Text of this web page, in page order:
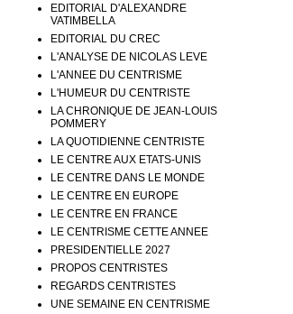
EDITORIAL D'ALEXANDRE
VATIMBELLA
EDITORIAL DU CREC
L'ANALYSE DE NICOLAS LEVE
L'ANNEE DU CENTRISME
L'HUMEUR DU CENTRISTE
LA CHRONIQUE DE JEAN-LOUIS
POMMERY
LA QUOTIDIENNE CENTRISTE
LE CENTRE AUX ETATS-UNIS
LE CENTRE DANS LE MONDE
LE CENTRE EN EUROPE
LE CENTRE EN FRANCE
LE CENTRISME CETTE ANNEE
PRESIDENTIELLE 2027
PROPOS CENTRISTES
REGARDS CENTRISTES
UNE SEMAINE EN CENTRISME